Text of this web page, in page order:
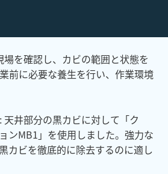
場を確認し、カビの範囲と状態を
前に必要な養生を行い、作業環境
: 天井部分の黒カビに対して「ク
ンMB1」を使用しました。強力な
カビを徹底的に除去するのに適し